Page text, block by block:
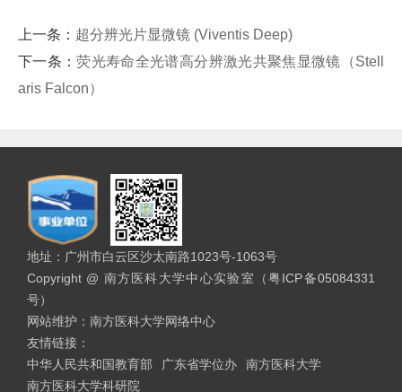
上一条： 超分辨光片显微镜 (Viventis Deep)
下一条：荧光寿命全光谱高分辨激光共聚焦显微镜（Stell
aris Falcon）
地址：广州市白云区沙太南路1023号-1063号
Copyright @ 南方医科大学中心实验室（粤ICP备05084331
号）
网站维护：南方医科大学网络中心
友情链接：
中华人民共和国教育部
广东省学位办
南方医科大学
南方医科大学科研院